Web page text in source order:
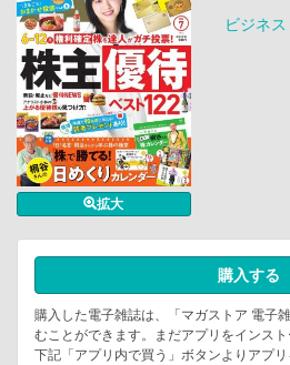
拡大
ビジネ
購入する
購入した電子雑誌は、「マガストア 電子
むことができます。まだアプリをインスト
下記「アプリ内で買う」ボタンよりアプリ